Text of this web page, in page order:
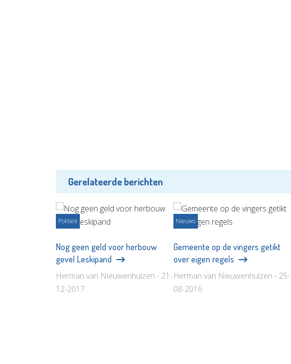
Gerelateerde berichten
Politiek
Nog geen geld voor herbouw
gevel Leskipand
Herman van Nieuwenhuizen - 21-
12-2017
Nieuws
Gemeente op de vingers getikt
over eigen regels
Herman van Nieuwenhuizen - 25-
08-2016